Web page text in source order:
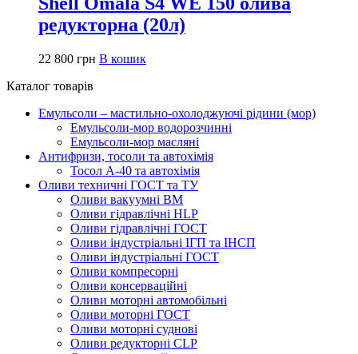
редукторна (20л)
22 800 грн В кошик
Каталог товарів
Емульсоли – мастильно-охолоджуючі рідини (мор)
Емульсоли-мор водорозчинні
Емульсоли-мор масляні
Антифризи, тосоли та автохімія
Тосол А-40 та автохімія
Оливи техничні ГОСТ та ТУ
Оливи вакуумні ВМ
Оливи гідравлічні HLP
Оливи гідравлічні ГОСТ
Оливи індустріальні ІГП та ІНСП
Оливи індустріальні ГОСТ
Оливи компресорні
Оливи консерваційні
Оливи моторні автомобільні
Оливи моторні ГОСТ
Оливи моторні суднові
Оливи редукторні CLP